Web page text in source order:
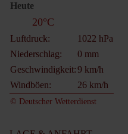
Heute
20°C
Luftdruck:
1022 hPa
Niederschlag:
0 mm
Geschwindigkeit:9 km/h
Windböen:
26 km/h
© Deutscher Wetterdienst